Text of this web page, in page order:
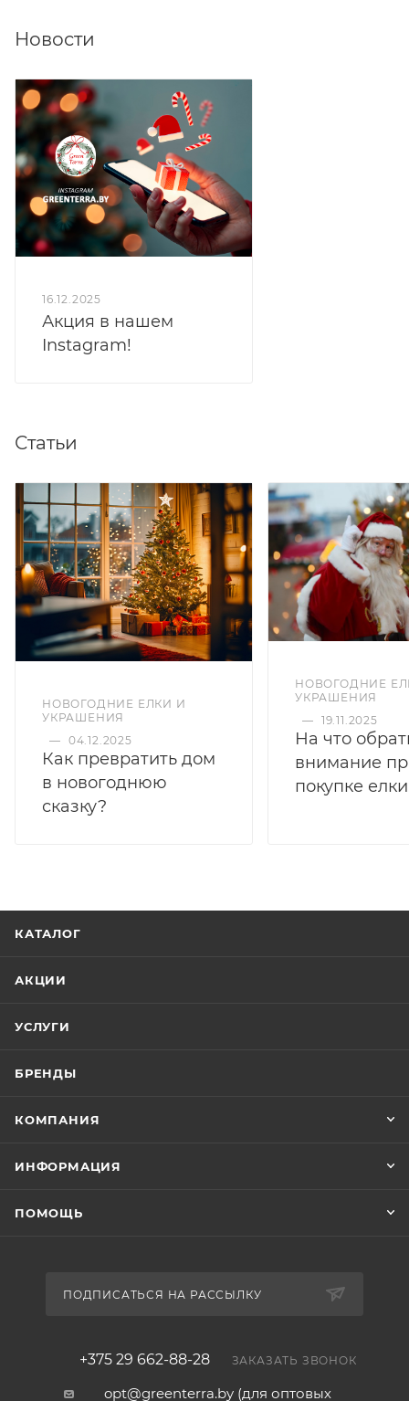
Новости
16.12.2025
Акция в нашем
Instagram!
Статьи
НОВОГОДНИЕ ЕЛКИ И
УКРАШЕНИЯ
— 04.12.2025
Как превратить дом
в новогоднюю
сказку?
НОВОГОДНИЕ
УКРАШЕНИЯ
— 19.11.2025
На что
внимание
покупке
КАТАЛОГ
АКЦИИ
УСЛУГИ
БРЕНДЫ
КОМПАНИЯ
ИНФОРМАЦИЯ
ПОМОЩЬ
ПОДПИСАТЬСЯ НА РАССЫЛКУ
+375 29 662-88-28 ЗАКАЗАТЬ ЗВОНОК
opt@greenterra.by (для оптовых